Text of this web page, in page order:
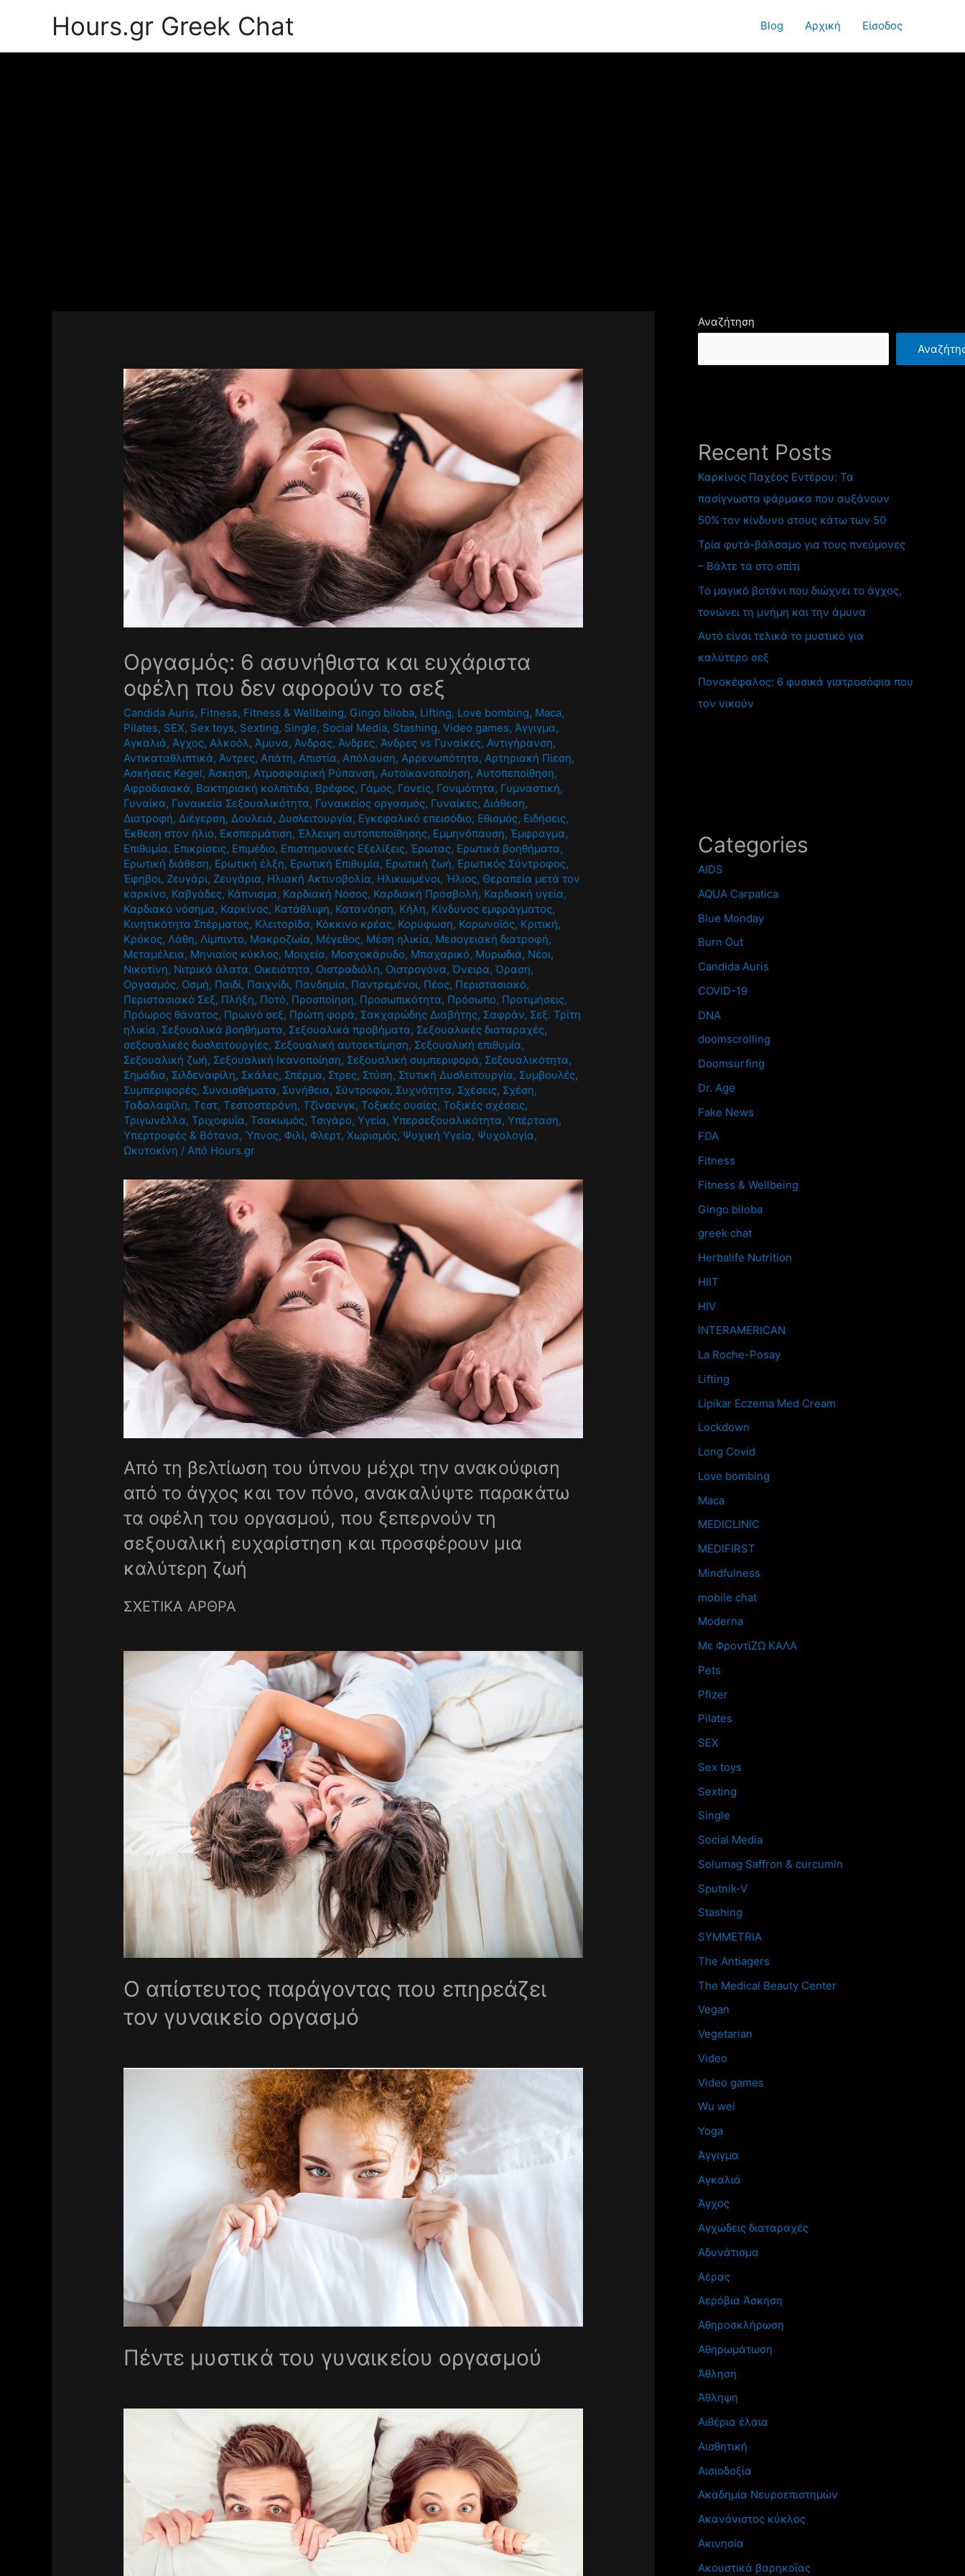
Hours.gr Greek Chat Blog Αρχική Είσοδος
Oργασμός: 6 ασυνήθιστα και ευχάριστα
οφέλη που δεν αφορούν το σεξ
Candida Auris, Fitness, Fitness & Wellbeing, Gingo biloba, Lifting, Love bombing, Maca,
Pilates, SEX, Sex toys, Sexting, Single, Social Media, Stashing,Video games,Άγγιγμα,
Αγκαλιά,Άγχος,Αλκοόλ,Άμυνα,Άνδρας,Άνδρες,Άνδρες vs Γυναίκες,Αντιγήρανση,
Αντικαταθλιπτικά,Άντρες,Απάτη,Απιστία,Απόλαυση,Αρρενωπότητα,Αρτηριακή Πίεση,
Ασκήσεις Kegel,Άσκηση,Ατμοσφαιρική Ρύπανση,Αυτοϊκανοποίηση,Αυτοπεποίθηση,
Αφροδισιακά, Βακτηριακή κολπίτιδα, Βρέφος, Γάμος, Γονείς, Γονιμότητα, Γυμναστική,
Γυναίκα, Γυναικεία Σεξουαλικότητα, Γυναικείος οργασμός, Γυναίκες,Διάθεση,
Διατροφή,Διέγερση,Δουλειά,Δυσλειτουργία, Εγκεφαλικό επεισόδιο, Εθισμός, Ειδήσεις,
Έκθεση στον ήλιο, Εκσπερμάτιση,Έλλειψη αυτοπεποίθησης, Εμμηνόπαυση,Έμφραγμα,
Επιθυμία, Επικρίσεις, Επιμέδιο, Επιστημονικές Εξελίξεις,Έρωτας, Ερωτικά βοηθήματα,
Ερωτική διάθεση, Ερωτική έλξη, Ερωτική Επιθυμία, Ερωτική ζωή, Ερωτικός Σύντροφος,
Έφηβοι, Ζευγάρι, Ζευγάρια, Ηλιακή Ακτινοβολία, Ηλικιωμένοι, Ήλιος, Θεραπεία μετά τον
καρκίνο, Καβγάδες, Κάπνισμα, Καρδιακή Νόσος, Καρδιακή Προσβολή, Καρδιακή υγεία,
Καρδιακό νόσημα, Καρκίνος, Κατάθλιψη, Κατανόηση, Κήλη, Κίνδυνος εμφράγματος,
Κινητικότητα Σπέρματος, Κλειτορίδα, Κόκκινο κρέας, Κορύφωση, Κορωνοϊός, Κριτική,
Κρόκος,Λάθη,Λίμπιντο, Μακροζωία, Μέγεθος, Μέση ηλικία, Μεσογειακή διατροφή,
Μεταμέλεια, Μηνιαίος κύκλος, Μοιχεία, Μοσχοκάρυδο, Μπαχαρικό, Μυρωδιά, Νέοι,
Νικοτίνη, Νιτρικά άλατα, Οικειότητα, Οιστραδιόλη, Οιστρογόνα,Όνειρα,Όραση,
Οργασμός, Οσμή, Παιδί, Παιχνίδι, Πανδημία, Παντρεμένοι, Πέος, Περιστασιακό,
Περιστασιακό Σεξ, Πλήξη, Ποτό, Προσποίηση, Προσωπικότητα, Πρόσωπο, Προτιμήσεις,
Πρόωρος θάνατος, Πρωινό σεξ, Πρώτη φορά, Σακχαρώδης Διαβήτης, Σαφράν, Σεξ. Τρίτη
ηλικία, Σεξουαλικά βοηθήματα, Σεξουαλικά προβήματα, Σεξουαλικές διαταραχές,
σεξουαλικές δυσλειτουργίες, Σεξουαλική αυτοεκτίμηση, Σεξουαλική επιθυμία,
Σεξουαλική ζωή, Σεξουαλική Ικανοποίηση, Σεξουαλική συμπεριφορά, Σεξουαλικότητα,
Σημάδια, Σιλδεναφίλη, Σκάλες, Σπέρμα, Στρες, Στύση, Στυτική Δυσλειτουργία, Συμβουλές,
Συμπεριφορές, Συναισθήματα, Συνήθεια, Σύντροφοι, Συχνότητα, Σχέσεις, Σχέση,
Ταδαλαφίλη,Τεστ,Τεστοστερόνη,Τζίνσενγκ,Τοξικές ουσίες,Τοξικές σχέσεις,
Τριγωνέλλα,Τριχοφυΐα,Τσακωμός,Τσιγάρο,Υγεία,Υπερσεξουαλικότητα,Υπέρταση,
Υπερτροφές & Βότανα,Ύπνος,Φιλί,Φλερτ,Χωρισμός, Ψυχική Υγεία, Ψυχολογία,
Ωκυτοκίνη / Από Hours.gr
Από τη βελτίωση του ύπνου μέχρι την ανακούφιση
από το άγχος και τον πόνο, ανακαλύψτε παρακάτω
τα οφέλη του οργασμού, που ξεπερνούν τη
σεξουαλική ευχαρίστηση και προσφέρουν μια
καλύτερη ζωή
ΣΧΕΤΙΚΑ ΑΡΘΡΑ
Ο απίστευτος παράγοντας που επηρεάζει
τον γυναικείο οργασμό
Πέντε μυστικά του γυναικείου οργασμού
Αναζήτηση
Recent Posts
Καρκίνος Παχέος Εντέρου: Τα
πασίγνωστα φάρμακα που αυξάνουν
50% τον κίνδυνο στους κάτω των 50
Τρία φυτά-βάλσαμο για τους πνεύμονες
– Βάλτε τα στο σπίτι
Το μαγικό βοτάνι που διώχνει το άγχος,
τονώνει τη μνήμη και την άμυνα
Αυτό είναι τελικά το μυστικό για
καλύτερο σεξ
Πονοκέφαλος: 6 φυσικά γιατροσόφια που
τον νικούν
Categories
AIDS
AQUA Carpatica
Blue Monday
Burn Out
Candida Auris
COVID-19
DNA
doomscrolling
Doomsurfing
Dr. Age
Fake News
FDA
Fitness
Fitness & Wellbeing
Gingo biloba
greek chat
Herbalife Nutrition
HIIT
HIV
INTERAMERICAN
La Roche-Posay
Lifting
Lipikar Eczema Med Cream
Lockdown
Long Covid
Love bombing
Maca
MEDICLINIC
MEDIFIRST
Mindfulness
mobile chat
Moderna
Mε ΦροντίΖΩ ΚΑΛΑ
Pets
Pfizer
Pilates
SEX
Sex toys
Sexting
Single
Social Media
Solumag Saffron & curcumin
Sputnik-V
Stashing
SYMMETRIA
The Antiagers
The Medical Beauty Center
Vegan
Vegetarian
Video
Video games
Wu wei
Yoga
Άγγιγμα
Αγκαλιά
Άγχος
Αγχώδεις διαταραχές
Αδυνάτισμα
Αέρας
Αερόβια Άσκηση
Αθηροσκλήρωση
Αθηρωμάτωση
Άθληση
Άθληψη
Αιθέρια έλαια
Αισθητική
Αισιοδοξία
Ακαδημία Νευροεπιστημών
Ακανόνιστος κύκλος
Ακινησία
Ακουστικά βαρηκοΐας